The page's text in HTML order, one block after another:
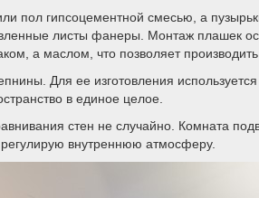
пол гипсоцементной смесью, а
листы фанеры. Монтаж плашек
а маслом, что позволяет
Для ее изготовления
в единое целое.
стен не случайно. Комната
внутреннюю атмосферу.